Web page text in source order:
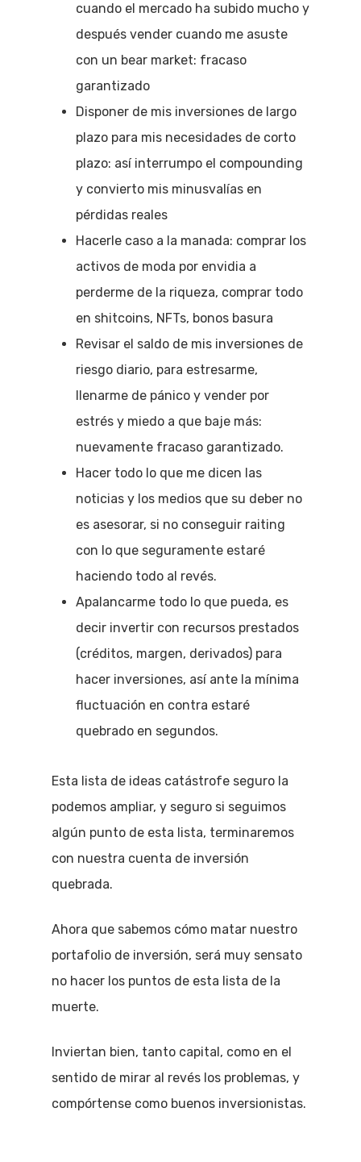
cuando el mercado ha subido mucho y
después vender cuando me asuste
con un bear market: fracaso
garantizado
Disponer de mis inversiones de largo
plazo para mis necesidades de corto
plazo: así interrumpo el compounding
y convierto mis minusvalías en
pérdidas reales
Hacerle caso a la manada: comprar los
activos de moda por envidia a
perderme de la riqueza, comprar todo
en shitcoins, NFTs, bonos basura
Revisar el saldo de mis inversiones de
riesgo diario, para estresarme,
llenarme de pánico y vender por
estrés y miedo a que baje más:
nuevamente fracaso garantizado.
Hacer todo lo que me dicen las
noticias y los medios que su deber no
es asesorar, si no conseguir raiting
con lo que seguramente estaré
haciendo todo al revés.
Apalancarme todo lo que pueda, es
decir invertir con recursos prestados
(créditos, margen, derivados) para
hacer inversiones, así ante la mínima
fluctuación en contra estaré
quebrado en segundos.
Esta lista de ideas catástrofe seguro la
podemos ampliar, y seguro si seguimos
algún punto de esta lista, terminaremos
con nuestra cuenta de inversión
quebrada.
Ahora que sabemos cómo matar nuestro
portafolio de inversión, será muy sensato
no hacer los puntos de esta lista de la
muerte.
Inviertan bien, tanto capital, como en el
sentido de mirar al revés los problemas, y
compórtense como buenos inversionistas.